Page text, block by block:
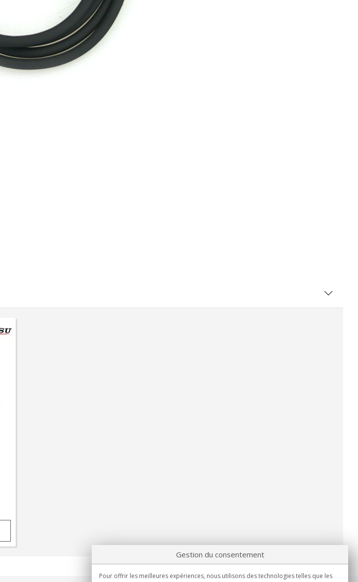
Gestion du consentement
Pour offrir les meilleures expériences, nous utilisons des technologies telles que les